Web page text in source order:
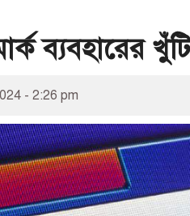
ব্যবহারের
- 2:26 pm